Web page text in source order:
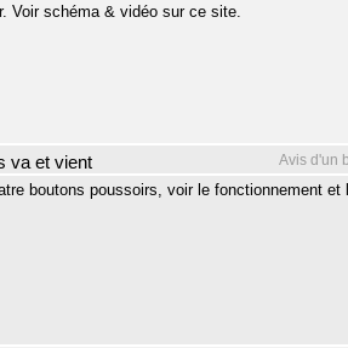
Voir schéma & vidéo sur ce site.
Avis d'un
va et vient
boutons poussoirs, voir le fonctionnement